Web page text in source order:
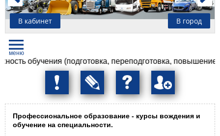
В кабинет В город
(подготовка, переподготовка, повышение
Профессиональное образование - курсы вождения и
обучение на специальности.